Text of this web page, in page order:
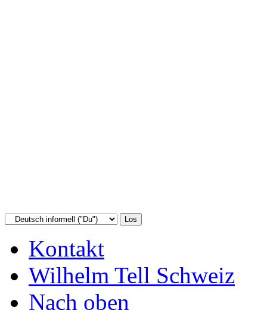
Kontakt
Wilhelm Tell Schweiz
Nach oben